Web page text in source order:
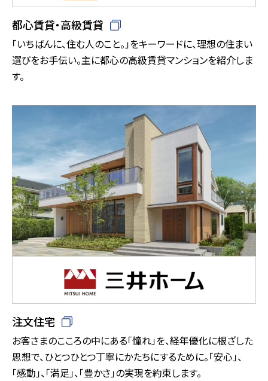
都心賃貸・高級賃貸
「いちばんに、住む人のこと。」をキーワードに、理想の住まい
選びをお手伝い。主に都心の高級賃貸マンションを紹介しま
す。
注文住宅
お客さまのこころの中にある「憧れ」を、経年優化に根ざした
思想で、ひとつひとつ丁寧にかたちにするために。「安心」、
「感動」、「満足」、「豊かさ」の実現を約束します。